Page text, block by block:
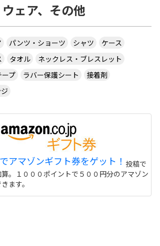
ェア、その他
パンツ・ショーツ シャツ
ケース
タオル
ネックレス・ブレスレット
プ ラバー保護シート
接着剤
アマゾンギフト券をゲット！ 投稿で
。１０００ポイントで５００円分のアマゾン
ます。